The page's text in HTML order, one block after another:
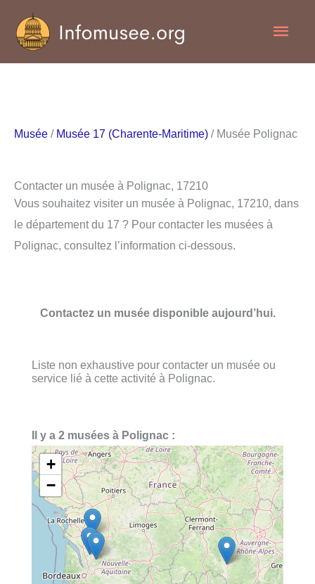
contenu
Musée / Musée 17 (Charente-Maritime) / Musée Polignac
Contacter un musée à Polignac, 17210
Vous souhaitez visiter un musée à Polignac, 17210, dans
le département du 17 ? Pour contacter les musées à
Polignac, consultez l’information ci-dessous.
Contactez un musée disponible aujourd’hui.
Liste non exhaustive pour contacter un musée ou
service lié à cette activité à Polignac.
Il y a 2 musées à Polignac :
+
−